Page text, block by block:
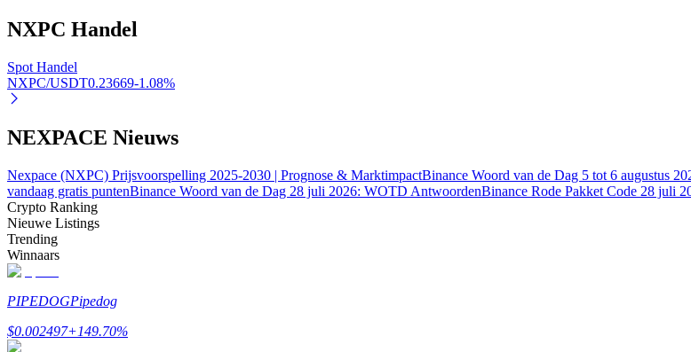
Launchpool
NXPC Handel
Spot Handel
NXPC/USDT0.23669-1.08%
NEXPACE Nieuws
Nexpace (NXPC) Prijsvoorspelling 2025-2030 | Prognose & MarktimpactBinance Woord van de Dag 5 tot 6 augustus
vandaag gratis puntenBinance Woord van de Dag 28 juli 2026: WOTD AntwoordenBinance Rode Pakket Code 28 juli
Crypto Ranking
Nieuwe Listings
Trending
Winnaars
PIPEDOGPipedog
$0.002497+149.70%